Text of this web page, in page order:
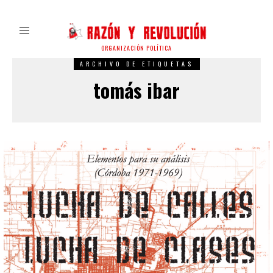
ORGANIZACIÓN POLÍTICA
ARCHIVO DE ETIQUETAS
tomás ibar